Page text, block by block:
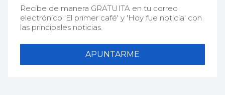
Recibe de manera GRATUITA en tu correo
electrónico 'El primer café' y 'Hoy fue noticia' con
las principales noticias.
APUNTARME